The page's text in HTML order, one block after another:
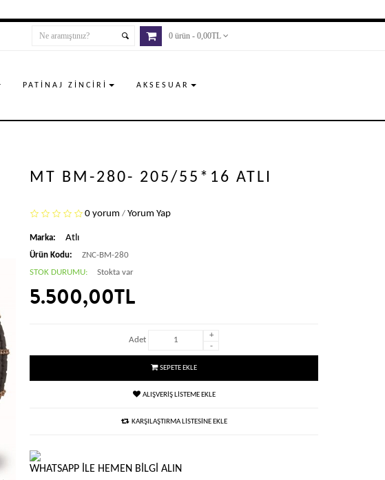
0 ürün - 0,00TL
PATINAJ ZINCIRI AKSESUAR
MT BM-280- 205/55*16 ATLI
0 yorum /Yorum Yap
Marka: Atlı
Ürün Kodu:
ZNC-BM-280
STOK DURUMU:
Stokta var
5.500,00TL
Adet
+
-
SEPETE EKLE
ALIŞVERIŞ LISTEME EKLE
KARŞILAŞTIRMA LISTESINE EKLE
WHATSAPP ILE HEMEN BILGI ALIN